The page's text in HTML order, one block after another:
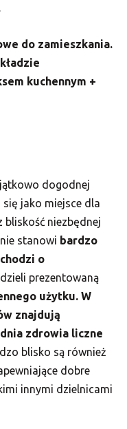
do zamieszkania.
kuchennym +
dogodnej
jako miejsce dla
bliskość niezbędnej
stanowi bardzo
o
prezentowaną
użytku. W
znajdują
zdrowia liczne
blisko są również
dobre
innymi dzielnicami